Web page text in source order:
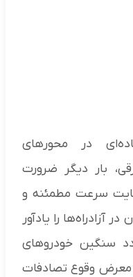
در محورهای
بار دیگر ضرورت
سرعت مطمئنه و
آزادراه‌ها را یادآور
سنگین خودروهای
معرض وقوع تصادفات